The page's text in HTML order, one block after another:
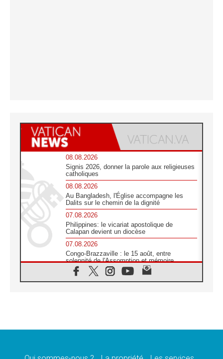
08.08.2026
Signis 2026, donner la parole aux religieuses
catholiques
08.08.2026
Au Bangladesh, l'Église accompagne les
Dalits sur le chemin de la dignité
07.08.2026
Philippines: le vicariat apostolique de
Calapan devient un diocèse
07.08.2026
Congo-Brazzaville : le 15 août, entre
solennité de l'Assomption et mémoire
nationale
07.08.2026
Pape en France dévoilé